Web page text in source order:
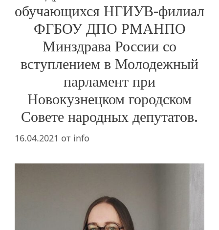
обучающихся НГИУВ-филиал
ФГБОУ ДПО РМАНПО
Минздрава России со
вступлением в Молодежный
парламент при
Новокузнецком городском
Совете народных депутатов.
16.04.2021 от info